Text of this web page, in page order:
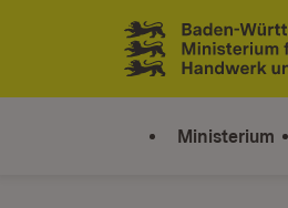
Zum Inhalt springen
Link zur Startseite
Ministerium